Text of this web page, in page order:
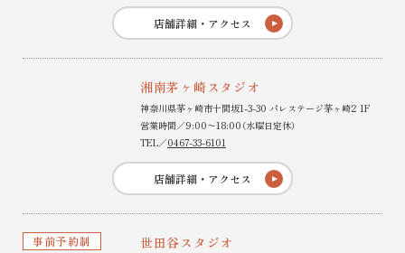
店舗詳細・アクセス
湘南茅ヶ崎スタジオ
神奈川県茅ヶ崎市十間坂1-3-30 パレステージ茅ヶ崎2 1F
営業時間／9:00〜18:00（水曜日定休）
TEL／0467-33-6101
店舗詳細・アクセス
事前予約制 世田谷スタジオ